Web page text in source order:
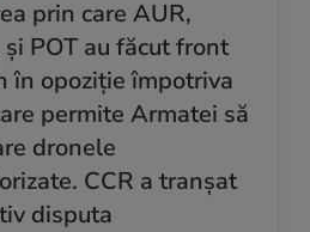
prin care AUR,
și POT au făcut front
în opoziție împotriva
permite Armatei să
dronele
CCR a tranșat
disputa